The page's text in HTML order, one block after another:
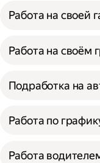
Работа на своей
Работа на своём
Подработка на
Работа по
Работа